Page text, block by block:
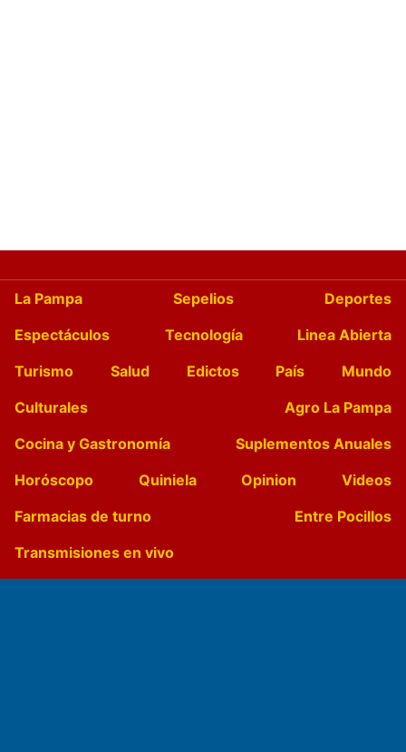
La Pampa Sepelios
Deportes
Espectáculos
Tecnología
Linea Abierta
Turismo
Salud Edictos País
Mundo
Culturales
Agro La Pampa
Cocina y Gastronomía
Suplementos Anuales
Horóscopo
Quiniela Opinion
Videos
Farmacias de turno
Entre Pocillos
Transmisiones en vivo